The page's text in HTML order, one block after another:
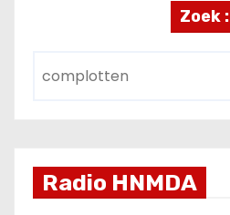
Zoek :
Radio HNMDA